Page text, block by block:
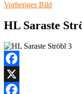
Vorheriges Bild
HL Saraste
Facebook
X